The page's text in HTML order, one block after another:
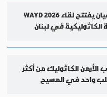
البطريرك ميناسيان يفتتح لقاء WAYD 2026
الكاثوليكية في لبنان
الأرمن الكاثوليك من أكثر
واحد في المسيح